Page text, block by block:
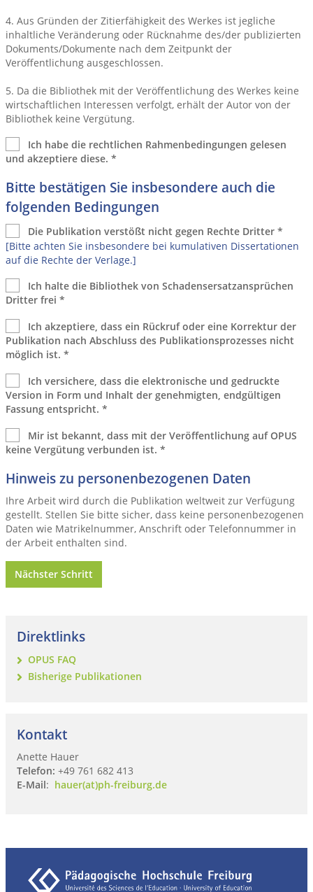
4. Aus Gründen der Zitierfähigkeit des Werkes ist jegliche
inhaltliche Veränderung oder Rücknahme des/der publizierten
Dokuments/Dokumente nach dem Zeitpunkt der
Veröffentlichung ausgeschlossen.
5. Da die Bibliothek mit der Veröffentlichung des Werkes keine
wirtschaftlichen Interessen verfolgt, erhält der Autor von der
Bibliothek keine Vergütung.
Ich habe die rechtlichen Rahmenbedingungen gelesen
und akzeptiere diese. *
Bitte bestätigen Sie insbesondere auch die
folgenden Bedingungen
Die Publikation verstößt nicht gegen Rechte Dritter *
[Bitte achten Sie insbesondere bei kumulativen Dissertationen
auf die Rechte der Verlage.]
Ich halte die Bibliothek von Schadensersatzansprüchen
Dritter frei *
Ich akzeptiere, dass ein Rückruf oder eine Korrektur der
Publikation nach Abschluss des Publikationsprozesses nicht
möglich ist. *
Ich versichere, dass die elektronische und gedruckte
Version in Form und Inhalt der genehmigten, endgültigen
Fassung entspricht. *
Mir ist bekannt, dass mit der Veröffentlichung auf OPUS
keine Vergütung verbunden ist. *
Hinweis zu personenbezogenen Daten
Ihre Arbeit wird durch die Publikation weltweit zur Verfügung
gestellt. Stellen Sie bitte sicher, dass keine personenbezogenen
Daten wie Matrikelnummer, Anschrift oder Telefonnummer in
der Arbeit enthalten sind.
Nächster Schritt
Direktlinks
OPUS FAQ
Bisherige Publikationen
Kontakt
Anette Hauer
Telefon: +49 761 682 413
E-Mail: hauer(at)ph-freiburg.de